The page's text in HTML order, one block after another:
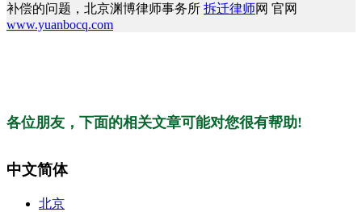
补偿的问题，北京渊博律师事务所 拆迁律师网 官网
www.yuanbocq.com
各位朋友，下面的相关文章可能对您很有帮助!
中文简体
北京